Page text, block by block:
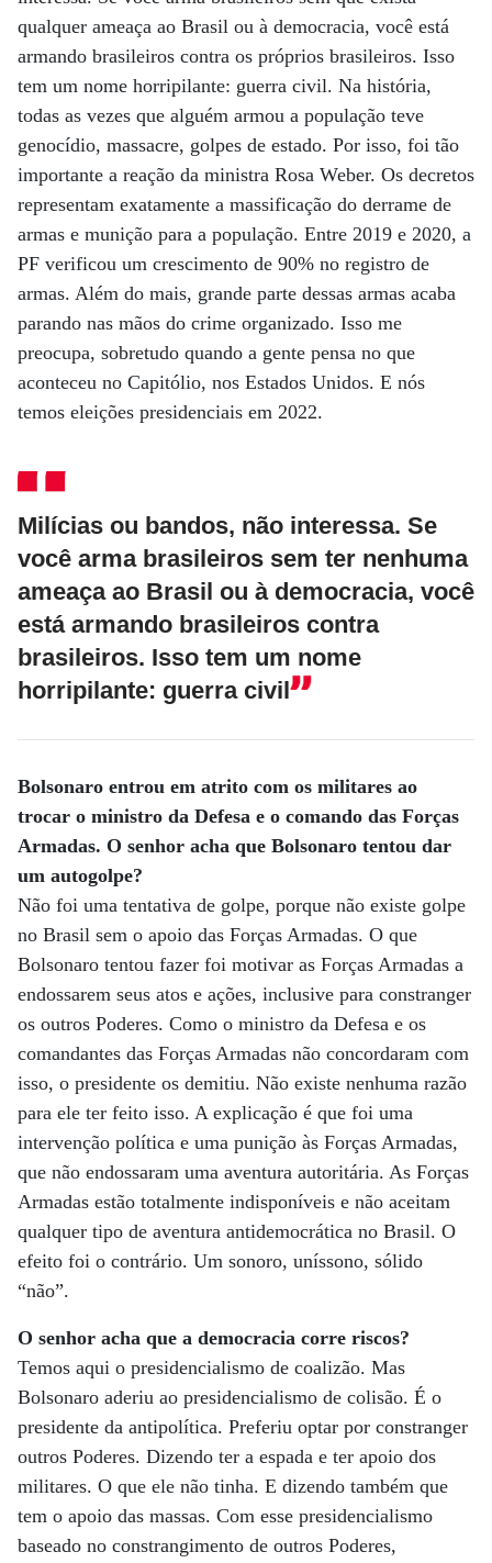
qualquer ameaça ao Brasil ou à democracia, você está
armando brasileiros contra os próprios brasileiros. Isso
tem um nome horripilante: guerra civil. Na história,
todas as vezes que alguém armou a população teve
genocídio, massacre, golpes de estado. Por isso, foi tão
importante a reação da ministra Rosa Weber. Os decretos
representam exatamente a massificação do derrame de
armas e munição para a população. Entre 2019 e 2020, a
PF verificou um crescimento de 90% no registro de
armas. Além do mais, grande parte dessas armas acaba
parando nas mãos do crime organizado. Isso me
preocupa, sobretudo quando a gente pensa no que
aconteceu no Capitólio, nos Estados Unidos. E nós
temos eleições presidenciais em 2022.
Milícias ou bandos, não interessa. Se
você arma brasileiros sem ter nenhuma
ameaça ao Brasil ou à democracia, você
está armando brasileiros contra
brasileiros. Isso tem um nome
horripilante: guerra civil
Bolsonaro entrou em atrito com os militares ao
trocar o ministro da Defesa e o comando das Forças
Armadas. O senhor acha que Bolsonaro tentou dar
um autogolpe?
Não foi uma tentativa de golpe, porque não existe golpe
no Brasil sem o apoio das Forças Armadas. O que
Bolsonaro tentou fazer foi motivar as Forças Armadas a
endossarem seus atos e ações, inclusive para constranger
os outros Poderes. Como o ministro da Defesa e os
comandantes das Forças Armadas não concordaram com
isso, o presidente os demitiu. Não existe nenhuma razão
para ele ter feito isso. A explicação é que foi uma
intervenção política e uma punição às Forças Armadas,
que não endossaram uma aventura autoritária. As Forças
Armadas estão totalmente indisponíveis e não aceitam
qualquer tipo de aventura antidemocrática no Brasil. O
efeito foi o contrário. Um sonoro, uníssono, sólido
“não”.
O senhor acha que a democracia corre riscos?
Temos aqui o presidencialismo de coalizão. Mas
Bolsonaro aderiu ao presidencialismo de colisão. É o
presidente da antipolítica. Preferiu optar por constranger
outros Poderes. Dizendo ter a espada e ter apoio dos
militares. O que ele não tinha. E dizendo também que
tem o apoio das massas. Com esse presidencialismo
baseado no constrangimento de outros Poderes,